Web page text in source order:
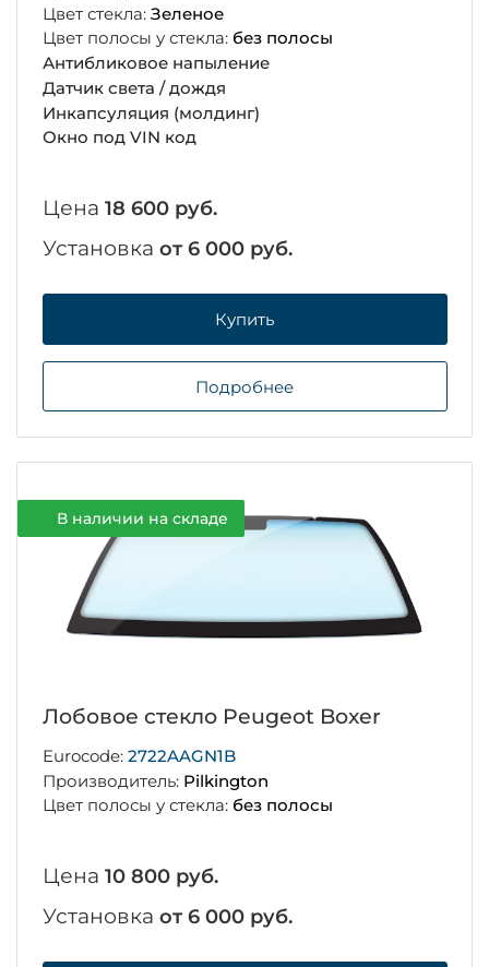
Цвет стекла: Зеленое
Цвет полосы у стекла: без полосы
Антибликовое напыление
Датчик света / дождя
Инкапсуляция (молдинг)
Окно под VIN код
Цена 18 600 руб.
Установка от 6 000 руб.
Купить
Подробнее
В наличии на складе
Лобовое стекло Peugeot Boxer
Eurocode: 2722AAGN1B
Производитель: Pilkington
Цвет полосы у стекла: без полосы
Цена 10 800 руб.
Установка от 6 000 руб.